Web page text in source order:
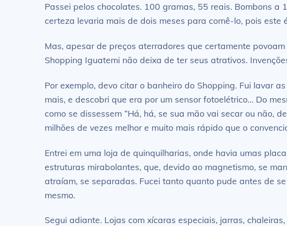
Passei pelos chocolates. 100 gramas, 55 reais. Bombons
certeza levaria mais de dois meses para comê-lo, pois
Mas, apesar de preços aterradores que certamente
Shopping Iguatemi não deixa de ter seus atrativos.
Por exemplo, devo citar o banheiro do Shopping. Fui lavar
mais, e descobri que era por um sensor fotoelétrico… Do
como se dissessem “Há, há, se sua mão vai secar ou não,
milhões de vezes melhor e muito mais rápido que o
Entrei em uma loja de quinquilharias, onde havia umas
estruturas mirabolantes, que, devido ao magnetismo, se
atraíam, se separadas. Fucei tanto quanto pude antes de
mesmo.
Segui adiante. Lojas com xícaras especiais, jarras,